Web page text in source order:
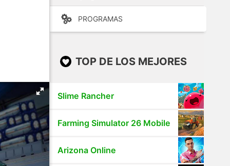
PROGRAMAS
TOP DE LOS MEJORES
Slime Rancher
Farming Simulator 26 Mobile
Arizona Online